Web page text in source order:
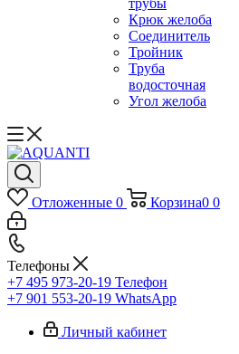
трубы
Крюк желоба
Соединитель
Тройник
Труба
водосточная
Угол желоба
Отложенные 0 Корзина0 0
Телефоны
+7 495 973-20-19 Телефон
+7 901 553-20-19 WhatsApp
Личный кабинет